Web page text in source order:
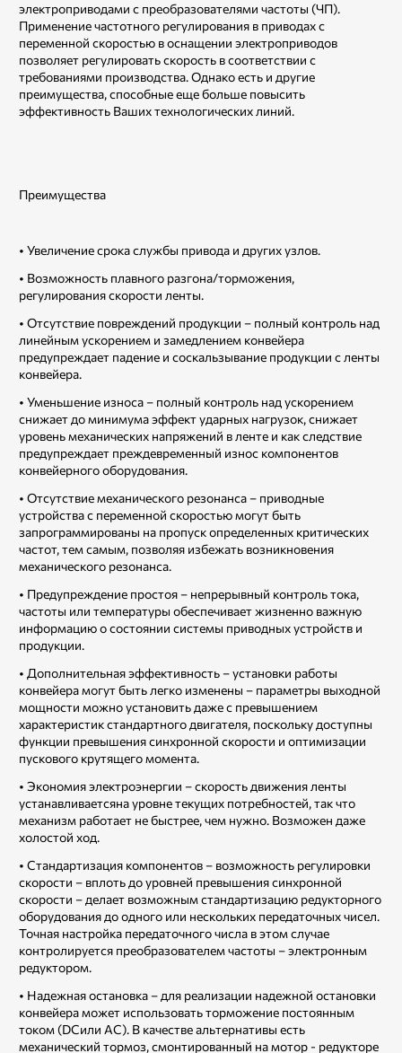
электроприводами с преобразователями частоты (ЧП).
Применение частотного регулирования в приводах с
переменной скоростью в оснащении электроприводов
позволяет регулировать скорость в соответствии с
требованиями производства. Однако есть и другие
преимущества, способные еще больше повысить
эффективность Ваших технологических линий.
Преимущества
• Увеличение срока службы привода и других узлов.
• Возможность плавного разгона/торможения,
регулирования скорости ленты.
• Отсутствие повреждений продукции – полный контроль над
линейным ускорением и замедлением конвейера
предупреждает падение и соскальзывание продукции с ленты
конвейера.
• Уменьшение износа – полный контроль над ускорением
снижает до минимума эффект ударных нагрузок, снижает
уровень механических напряжений в ленте и как следствие
предупреждает преждевременный износ компонентов
конвейерного оборудования.
• Отсутствие механического резонанса – приводные
устройства с переменной скоростью могут быть
запрограммированы на пропуск определенных критических
частот, тем самым, позволяя избежать возникновения
механического резонанса.
• Предупреждение простоя – непрерывный контроль тока,
частоты или температуры обеспечивает жизненно важную
информацию о состоянии системы приводных устройств и
продукции.
• Дополнительная эффективность – установки работы
конвейера могут быть легко изменены – параметры выходной
мощности можно установить даже с превышением
характеристик стандартного двигателя, поскольку доступны
функции превышения синхронной скорости и оптимизации
пускового крутящего момента.
• Экономия электроэнергии – скорость движения ленты
устанавливаетсяна уровне текущих потребностей, так что
механизм работает не быстрее, чем нужно. Возможен даже
холостой ход.
• Стандартизация компонентов – возможность регулировки
скорости – вплоть до уровней превышения синхронной
скорости – делает возможным стандартизацию редукторного
оборудования до одного или нескольких передаточных чисел.
Точная настройка передаточного числа в этом случае
контролируется преобразователем частоты – электронным
редуктором.
• Надежная остановка – для реализации надежной остановки
конвейера может использовать торможение постоянным
током (DCили AC). В качестве альтернативы есть
механический тормоз, смонтированный на мотор - редукторе